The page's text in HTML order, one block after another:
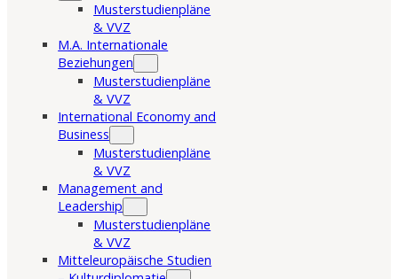
Musterstudienpläne
& VVZ
M.A. Internationale
Beziehungen
Musterstudienpläne
& VVZ
International Economy and
Business
Musterstudienpläne
& VVZ
Management and
Leadership
Musterstudienpläne
& VVZ
Mitteleuropäische Studien